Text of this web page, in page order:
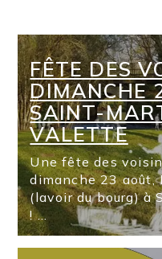
FÊTE DES
DIMANCHE
SAINT-
VALETTE
Une fête des
dimanche 23 août,
(lavoir du bourg) à
! ...